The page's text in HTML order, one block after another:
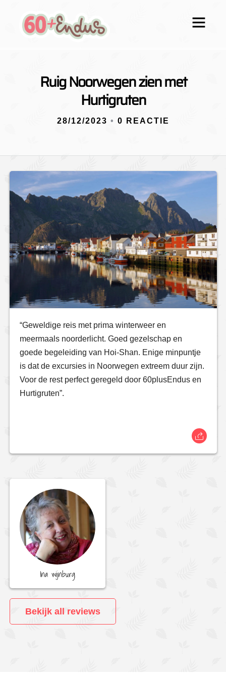
Ruig Noorwegen zien met
Hurtigruten
28/12/2023 • 0 REACTIE
“Geweldige reis met prima winterweer en
meermaals noorderlicht. Goed gezelschap en
goede begeleiding van Hoi-Shan. Enige minpuntje
is dat de excursies in Noorwegen extreem duur zijn.
Voor de rest perfect geregeld door 60plusEndus en
Hurtigruten”.
Ina wijnburg
Bekijk all reviews